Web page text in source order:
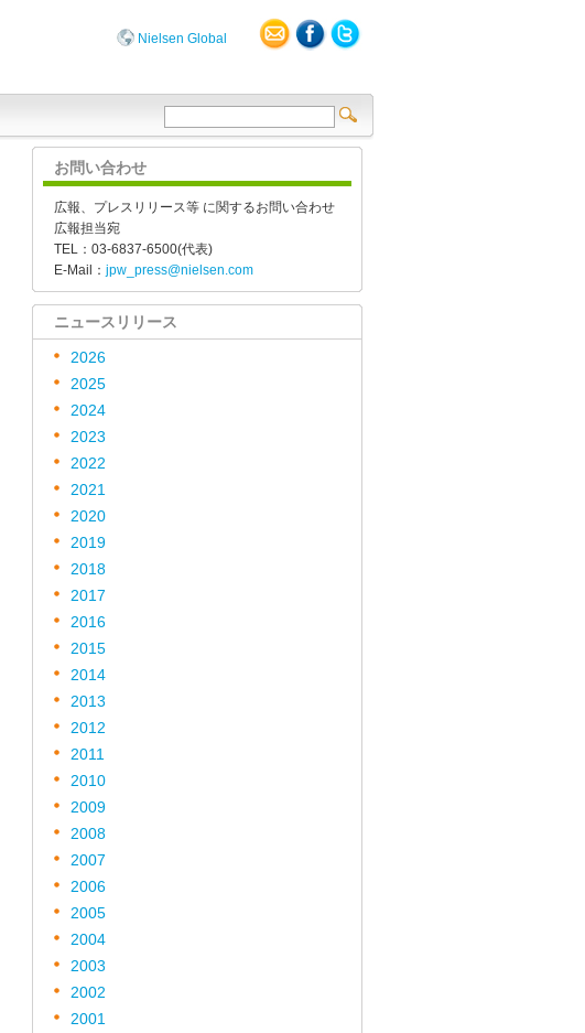
Nielsen Global
お問い合わせ
広報、プレスリリース等 に関するお問い合わせ
広報担当宛
TEL：03-6837-6500(代表)
E-Mail： jpw_press@nielsen.com
ニュースリリース
2026
2025
2024
2023
2022
2021
2020
2019
2018
2017
2016
2015
2014
2013
2012
2011
2010
2009
2008
2007
2006
2005
2004
2003
2002
2001